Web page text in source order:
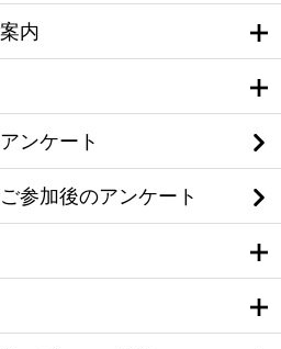
内
ンケート
参加後のアンケート